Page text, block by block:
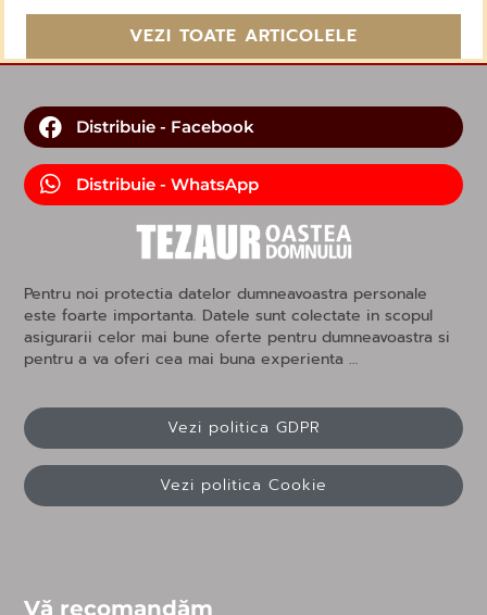
VEZI TOATE ARTICOLELE
Distribuie - Facebook
Distribuie - WhatsApp
Pentru noi protectia datelor dumneavoastra personale
este foarte importanta. Datele sunt colectate in scopul
asigurarii celor mai bune oferte pentru dumneavoastra si
pentru a va oferi cea mai buna experienta …
Vezi politica GDPR
Vezi politica Cookie
Vă recomandăm